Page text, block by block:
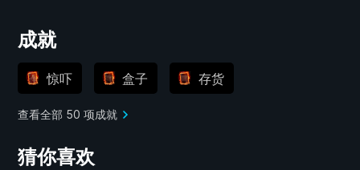
成就
惊吓 盒子 存货
查看全部 50 项成就
猜你喜欢